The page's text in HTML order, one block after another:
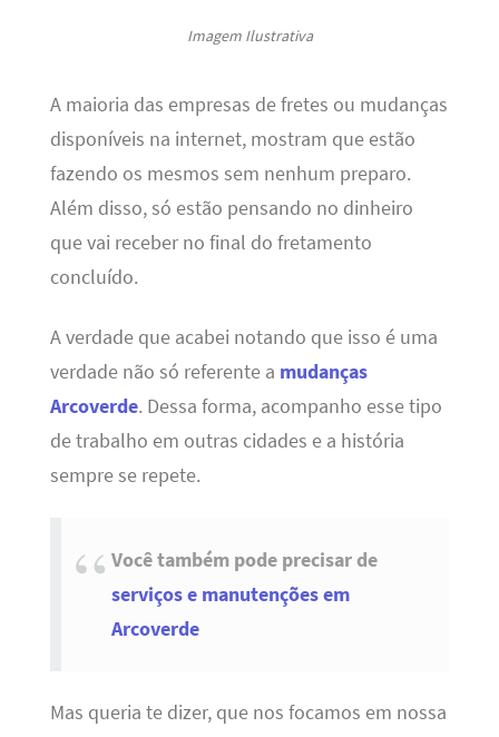
Imagem Ilustrativa
A maioria das empresas de fretes ou mudanças
disponíveis na internet, mostram que estão
fazendo os mesmos sem nenhum preparo.
Além disso, só estão pensando no dinheiro
que vai receber no final do fretamento
concluído.
A verdade que acabei notando que isso é uma
verdade não só referente a mudanças
Arcoverde. Dessa forma, acompanho esse tipo
de trabalho em outras cidades e a história
sempre se repete.
Você também pode precisar de
serviços e manutenções em
Arcoverde
Mas queria te dizer, que nos focamos em nossa